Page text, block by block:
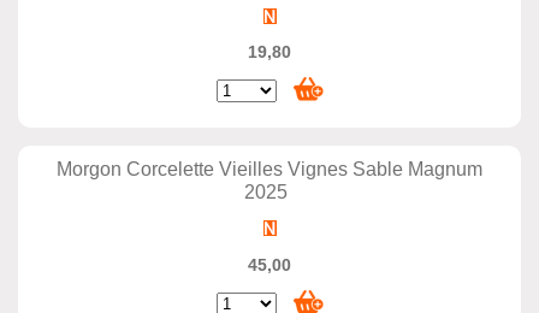
19,80
Morgon Corcelette Vieilles Vignes Sable Magnum
2025
45,00